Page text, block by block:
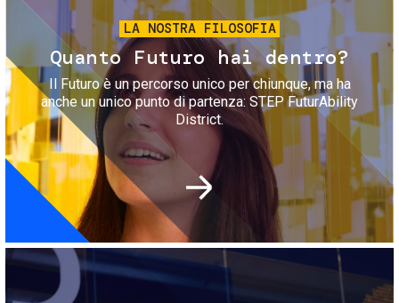
LA NOSTRA FILOSOFIA
Quanto Futuro hai dentro?
Il Futuro è un percorso unico per chiunque, ma ha
anche un unico punto di partenza: STEP FuturAbility
District.
Immagine